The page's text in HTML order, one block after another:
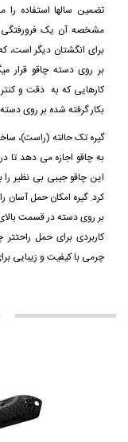
تضمین سالها استفاده
مشخصه آن یک فرورفتگی
برای انگشتان دیگر
بر روی دسته چاقو قرار
کارهایی که به دقت و
بکار گرفته شده بر روی
گیره تک حالته (راست)،
به چاقو اجازه می دهد تا
این چاقو جیبی بی نظیر
کرد. گیره امکان حمل آسان
بر روی دسته در قسمت
کاربردی برای حمل
چرمی با کیفیت و زیبایی